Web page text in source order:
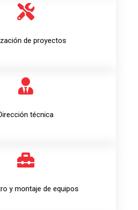
de proyectos​
técnica​
y montaje de equipos​